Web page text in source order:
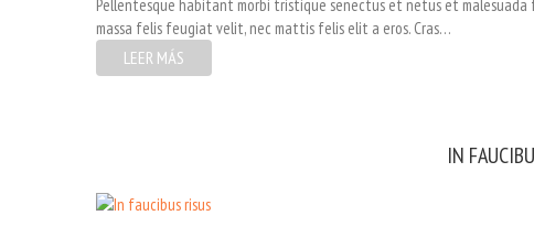
Pellentesque habitant morbi tristique senectus et netus et
massa felis feugiat velit, nec mattis felis elit a eros. Cras…
LEER MÁS
IN